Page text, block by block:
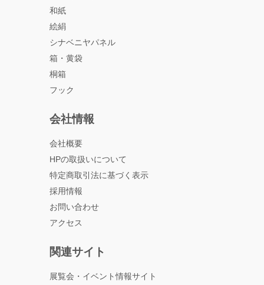
和紙
絵絹
シナベニヤパネル
箱・黄袋
桐箱
フック
会社情報
会社概要
HPの取扱いについて
特定商取引法に基づく表示
採用情報
お問い合わせ
アクセス
関連サイト
展覧会・イベント情報サイト